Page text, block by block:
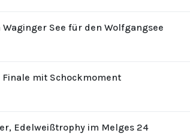
See für den Wolfgangsee
Finale mit Schockmoment
Edelweißtrophy im Melges 24